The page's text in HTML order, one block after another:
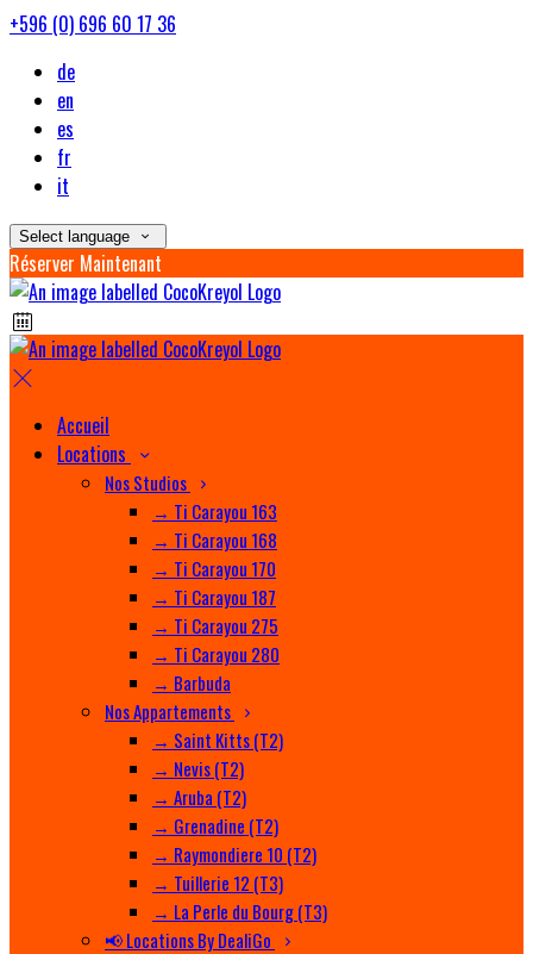
+596 (0) 696 60 17 36
de
en
es
fr
it
Select language
Réserver Maintenant
Accueil
Locations
Nos Studios
→ Ti Carayou 163
→ Ti Carayou 168
→ Ti Carayou 170
→ Ti Carayou 187
→ Ti Carayou 275
→ Ti Carayou 280
→ Barbuda
Nos Appartements
→ Saint Kitts (T2)
→ Nevis (T2)
→ Aruba (T2)
→ Grenadine (T2)
→ Raymondiere 10 (T2)
→ Tuillerie 12 (T3)
→ La Perle du Bourg (T3)
📢 Locations By DealiGo